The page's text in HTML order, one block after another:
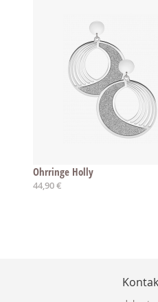
Ohrringe Holly
44,90 €